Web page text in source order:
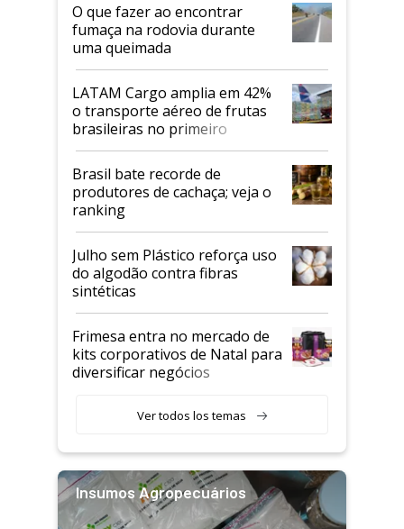
O que fazer ao encontrar
fumaça na rodovia durante
uma queimada
LATAM Cargo amplia em 42%
o transporte aéreo de frutas
brasileiras no primeiro
semestre
Brasil bate recorde de
produtores de cachaça; veja o
ranking
Julho sem Plástico reforça uso
do algodão contra fibras
sintéticas
Frimesa entra no mercado de
kits corporativos de Natal para
diversificar negócios
Ver todos los temas
Insumos Agropecuários